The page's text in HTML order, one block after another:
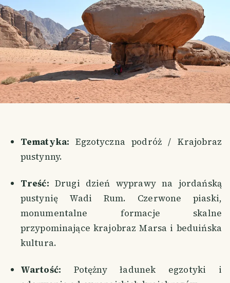
Tematyka: Egzotyczna podróż / Krajobraz
pustynny.
Treść: Drugi dzień wyprawy na jordańską
pustynię Wadi Rum. Czerwone piaski,
monumentalne formacje skalne
przypominające krajobraz Marsa i beduińska
kultura.
Wartość: Potężny ładunek egzotyki i